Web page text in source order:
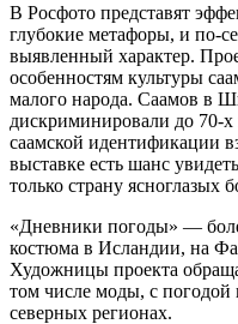
В Росфото представят
глубокие метафоры, и по-
выявленный характер.
особенностям культуры
малого народа. Саамов в
дискриминировали до 70-х
саамской идентификации
выставке есть шанс
только страну ясноглазых
«Дневники погоды» —
костюма в Исландии, на
Художницы проекта
том числе моды, с погодой
северных регионах.